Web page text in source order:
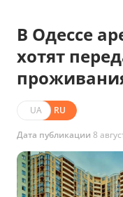
В Одессе
хотят
UA RU
Дата публикации 8